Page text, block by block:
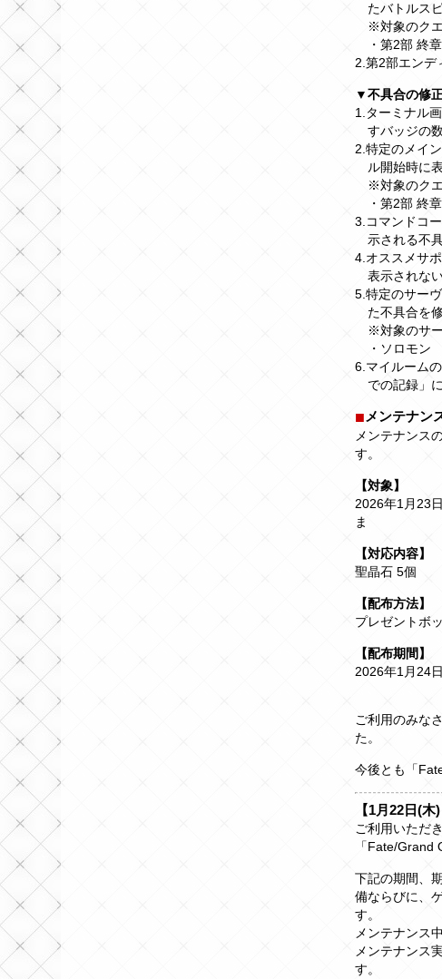
たバトルス
※対象のク
・第2部 終
2.第2部エンデ
▼不具合の修
1.ターミナル
すバッジの
2.特定のメイ
ル開始時に
※対象のク
・第2部 終
3.コマンドコ
示される不
4.オススメサ
表示されな
5.特定のサー
た不具合を
※対象のサ
・ソロモン
6.マイルーム
での記録」
メンテナン
メンテナンス
す。
【対象】
2026年1月23
ま
【対応内容】
聖晶石 5個
【配布方法】
プレゼントボ
【配布期間】
2026年1月24
ご利用のみな
た。
今後とも「
【1月22日(木
ご利用いただ
「Fate/Grand
下記の期間、
備ならびに、
す。
メンテナンス
メンテナンス
す。